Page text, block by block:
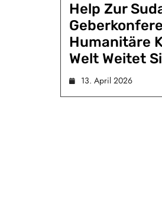
Help Zur
Humanitäre
Welt Weitet
13. April 2026